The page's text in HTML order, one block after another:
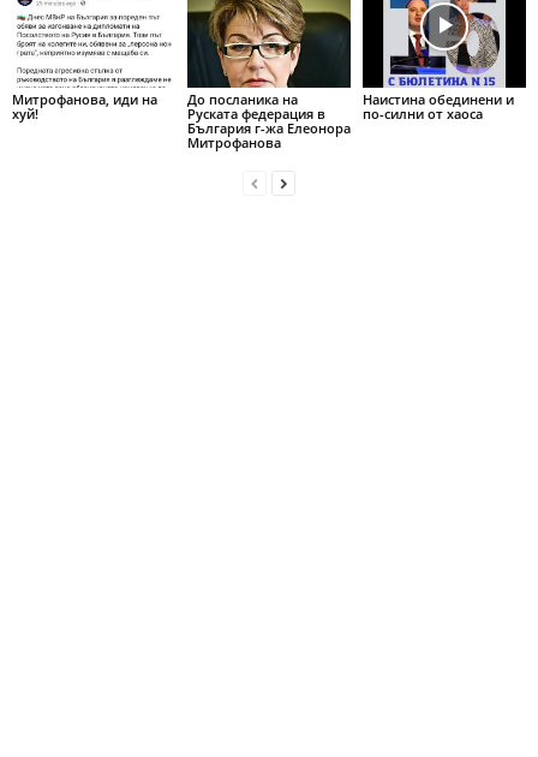
Митрофанова, иди на
хуй!
До посланика на
Руската федерация в
България г-жа Елеонора
Митрофанова
Наистина обединени и
по-силни от хаоса